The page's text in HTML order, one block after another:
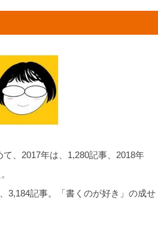
、2017年は、1,280記事、2018年
3,184記事。「書くのが好き」の成せ